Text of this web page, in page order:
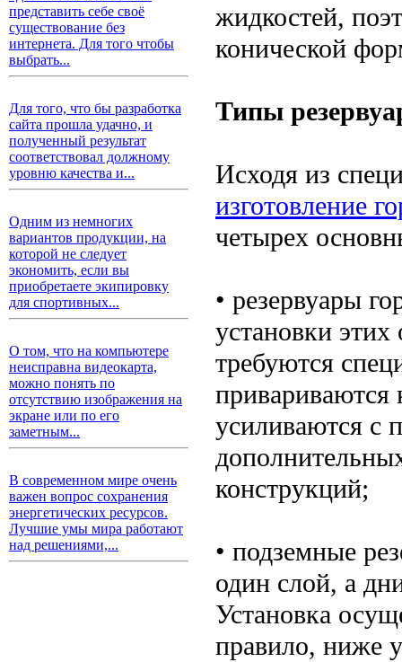
представить себе своё
существование без
интернета. Для того чтобы
выбрать...
Для того, что бы разработка
сайта прошла удачно, и
полученный результат
соответствовал должному
уровню качества и...
Одним из немногих
вариантов продукции, на
которой не следует
экономить, если вы
приобретаете экипировку
для спортивных...
О том, что на компьютере
неисправна видеокарта,
можно понять по
отсутствию изображения на
экране или по его
заметным...
В современном мире очень
важен вопрос сохранения
энергетических ресурсов.
Лучшие умы мира работают
над решениями,...
жидкостей,
конической
Типы
Исходя из
изготовление
четырех
• резервуары
установки
требуются
привариваются
усиливаются с
конструкций;
• подземные
один слой, а
Установка
правило, ниже